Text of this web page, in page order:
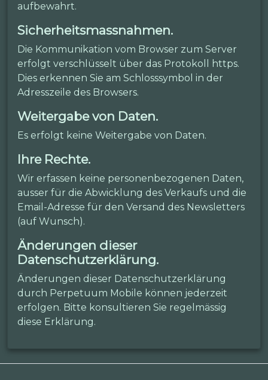
aufbewahrt.
Sicherheitsmassnahmen.
Die Kommunikation vom Browser zum Server
erfolgt verschlüsselt über das Protokoll https.
Dies erkennen Sie am Schlosssymbol in der
Adresszeile des Browsers.
Weitergabe von Daten.
Es erfolgt keine Weitergabe von Daten.
Ihre Rechte.
Wir erfassen keine personenbezogenen Daten,
ausser für die Abwicklung des Verkaufs und die
Email-Adresse für den Versand des Newsletters
(auf Wunsch).
Änderungen dieser
Datenschutzerklärung.
Änderungen dieser Datenschutzerklärung
durch Perpetuum Mobile können jederzeit
erfolgen. Bitte konsultieren Sie regelmässig
diese Erklärung.